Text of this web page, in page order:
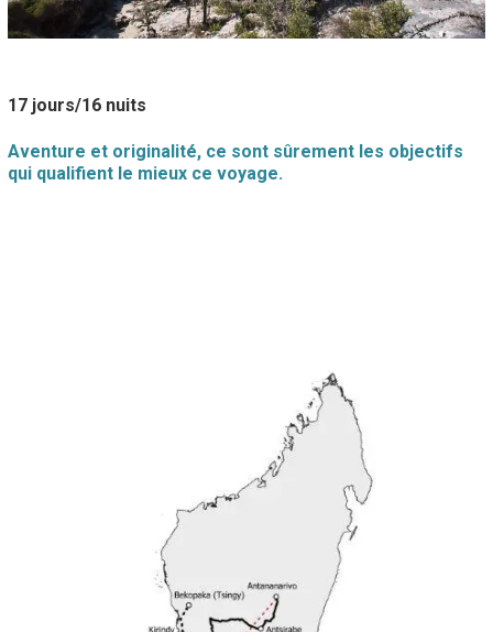
17 jours/16 nuits
Aventure et originalité, ce sont sûrement les objectifs
qui qualifient le mieux ce voyage.